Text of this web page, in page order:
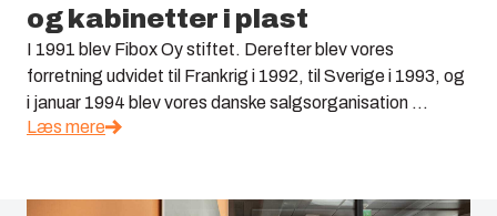
og kabinetter i plast
I 1991 blev Fibox Oy stiftet. Derefter blev vores
forretning udvidet til Frankrig i 1992, til Sverige i 1993, og
i januar 1994 blev vores danske salgsorganisation ...
Læs mere